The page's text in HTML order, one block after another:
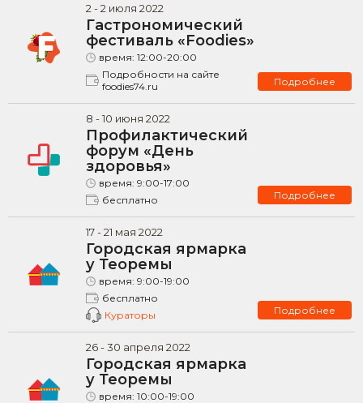
2 -2 июля 2022
Гастрономический
фестиваль «Foodies»
время: 12:00-20:00
Подробности на сайте
foodies74.ru
Подробнее
8 -10 июня 2022
Профилактический
форум «День
здоровья»
время: 9:00-17:00
бесплатно
Подробнее
17-21 мая 2022
Городская ярмарка
у Теоремы
время: 9:00-19:00
бесплатно
Кураторы
Подробнее
26-30 апреля 2022
Городская ярмарка
у Теоремы
время: 10:00-19:00